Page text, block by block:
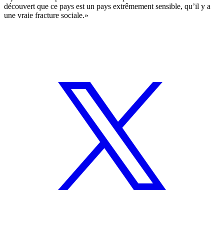
découvert que ce pays est un pays extrêmement sensible, qu’il y a
une vraie fracture sociale.»